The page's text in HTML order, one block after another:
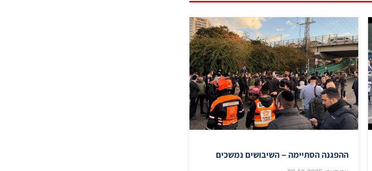
ההפגנה הסתיימה – השיבושים נמשכים